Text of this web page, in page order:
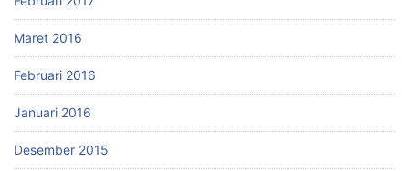
Maret 2016
Februari 2016
Januari 2016
Desember 2015